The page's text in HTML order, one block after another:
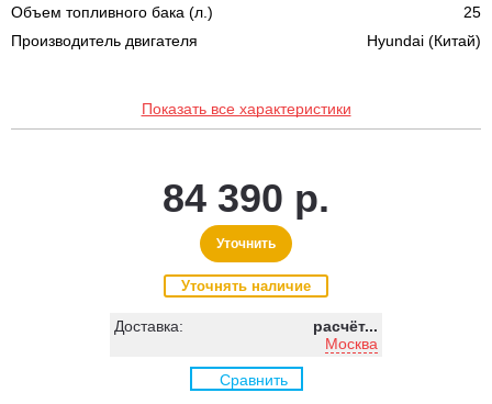
Объем топливного бака (л.)
25
Производитель двигателя
Hyundai (Китай)
Показать все характеристики
84 390 р.
Уточнить
Уточнять наличие
Доставка:
расчёт...
Москва
Сравнить